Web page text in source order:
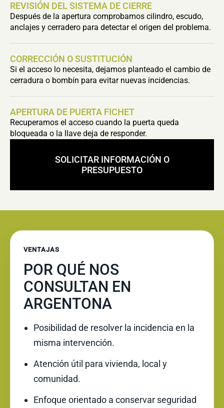
REVISIÓN DEL SISTEMA DE CIERRE
Después de la apertura comprobamos cilindro, escudo,
anclajes y cerradero para detectar el origen del problema.
CORRECCIÓN O SUSTITUCIÓN
Si el acceso lo necesita, dejamos planteado el cambio de
cerradura o bombín para evitar nuevas incidencias.
APERTURA DE PUERTA FICHET
Recuperamos el acceso cuando la puerta queda
bloqueada o la llave deja de responder.
SOLICITAR INFORMACIÓN O
PRESUPUESTO
VENTAJAS
POR QUÉ NOS
CONSULTAN EN
ARGENTONA
Posibilidad de resolver la incidencia en la
misma intervención.
Atención útil para vivienda, local y
comunidad.
Enfoque orientado a conservar seguridad